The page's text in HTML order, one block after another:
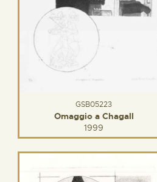
GSB05223
Omaggio a Chagall
1999